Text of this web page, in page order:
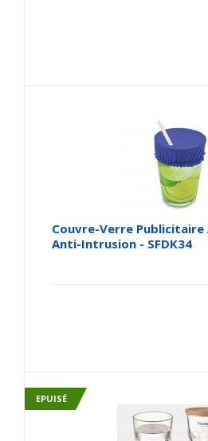
Couvre-Verre
Anti-Intrusion - SFDK34
EPUISÉ